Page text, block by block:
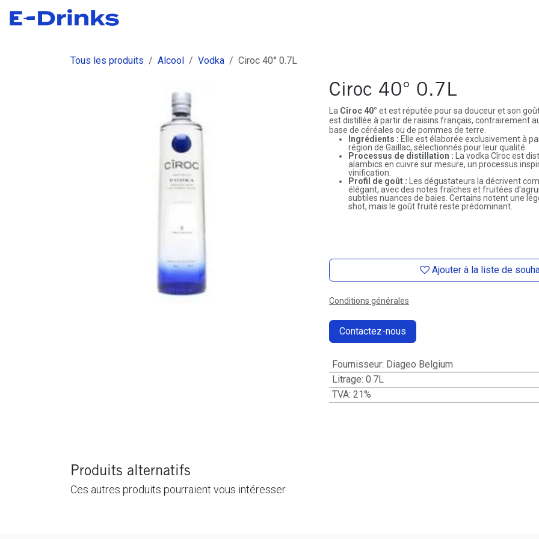
Se rendre au contenu
Tous les produits Alcool Vodka Ciroc 40° 0.7L
Ciroc 40° 0.7L
La Cîroc 40° et est réputée pour sa douceur et son
est distillée à partir de raisins français, contrairement
base de céréales ou de pommes de terre.
Ingrédients : Elle est élaborée exclusivement à
région de Gaillac, sélectionnés pour leur qualité.
Processus de distillation : La vodka Cîroc est
alambics en cuivre sur mesure, un processus
vinification.
Profil de goût : Les dégustateurs la décrivent
élégant, avec des notes fraîches et fruitées
subtiles nuances de baies. Certains notent une
shot, mais le goût fruité reste prédominant.
Ajouter à la liste de
Conditions générales
Contactez-nous
Fournisseur: Diageo Belgium
Litrage: 0.7L
TVA: 21%
Produits alternatifs
Ces autres produits pourraient vous intéresser